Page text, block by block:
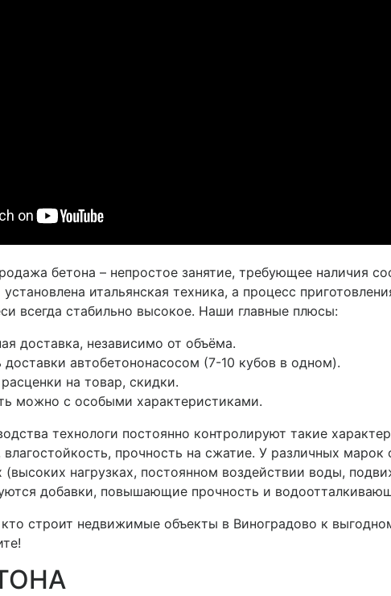
бетона – непростое занятие, требующее наличия
итальянская техника, а процесс
всегда стабильно высокое. Наши главные плюсы:
доставка, независимо от объёма.
автобетононасосом (7-10 кубов в одном).
на товар, скидки.
можно с особыми характеристиками.
технологи постоянно контролируют такие
прочность на сжатие. У различных марок
нагрузках, постоянном воздействии воды,
добавки, повышающие прочность и
строит недвижимые объекты в Виноградово к